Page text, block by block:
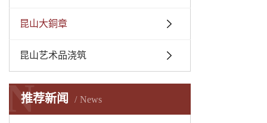
昆山大銅章
昆山艺术品浇筑
推荐新闻 News
N